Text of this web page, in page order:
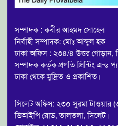
সম্পাদক : কবীর আহমদ সোহেল
নির্বাহী সম্পাদক: মোঃ আব্দুল হক
ঢাকা অফিস : ২৩৪/৪ উত্তর গোড়ান,
সম্পাদক কর্তৃক প্রগতি প্রিন্টিং এন্ড
ঢাকা থেকে মুদ্রিত ও প্রকাশিত।
সিলেট অফিস: ২৩০ সুরমা টাওয়ার
ভিআইপি রোড, তালতলা, সিলেট।